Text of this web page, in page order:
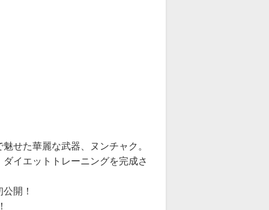
せた華麗な武器、ヌンチャク。
イエットトレーニングを完成さ
開！